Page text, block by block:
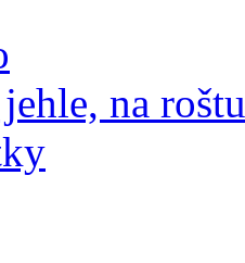
na roštu